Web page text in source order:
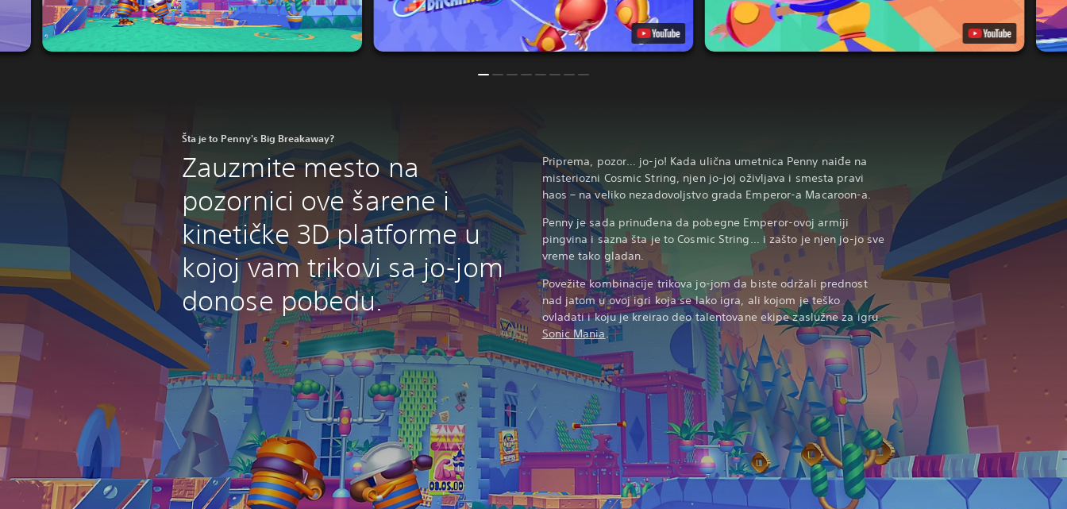
Šta je to Penny's Big Breakaway?
Zauzmite mesto na
pozornici ove šarene i
kinetičke 3D platforme u
kojoj vam trikovi sa jo-jom
donose pobedu.
Priprema, pozor… jo-jo! Kada ulična umetnica Penny naiđe na
misteriozni Cosmic String, njen jo-joj oživljava i smesta pravi
haos – na veliko nezadovoljstvo grada Emperor-a Macaroon-a.
Penny je sada prinuđena da pobegne Emperor-ovoj armiji
pingvina i sazna šta je to Cosmic String… i zašto je njen jo-jo sve
vreme tako gladan.
Povežite kombinacije trikova jo-jom da biste održali prednost
nad jatom u ovoj igri koja se lako igra, ali kojom je teško
ovladati i koju je kreirao deo talentovane ekipe zaslužne za igru
Sonic Mania.